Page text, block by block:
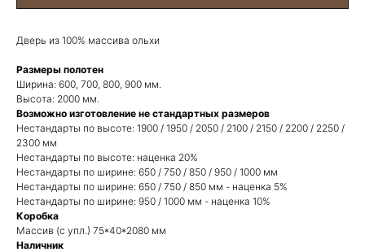
Дверь из 100% массива ольхи
Размеры полотен
Ширина: 600, 700, 800, 900 мм.
Высота: 2000 мм.
Возможно изготовление не стандартных размеров
Нестандарты по высоте: 1900 / 1950 / 2050 / 2100 / 2150 / 2200 / 2250 /
2300 мм
Нестандарты по высоте: наценка 20%
Нестандарты по ширине: 650 / 750 / 850 / 950 / 1000 мм
Нестандарты по ширине: 650 / 750 / 850 мм - наценка 5%
Нестандарты по ширине: 950 / 1000 мм - наценка 10%
Коробка
Массив (с упл.) 75*40*2080 мм
Наличник